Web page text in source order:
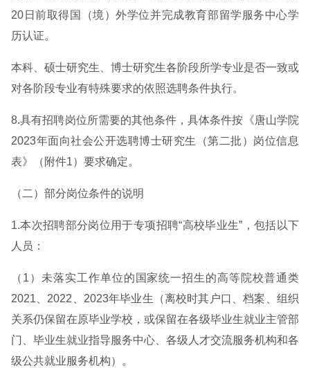
20日前取得国（境）外学位并完成教育部留学服务中心学
历认证。
本科、硕士研究生、博士研究生各阶段所学专业是否一致或
对各阶段专业有特殊要求的依照选聘条件执行。
8.具有招聘岗位所需要的其他条件，具体条件按《唐山学院
2023年面向社会公开选聘博士研究生（第二批）岗位信息
表》（附件1）要求确定。
（二）部分岗位条件的说明
1.本次招聘部分岗位用于专项招聘“高校毕业生”，包括以下
人员：
（1）未落实工作单位的国家统一招生的高等院校普通类
2021、2022、2023年毕业生（离校时其户口、档案、组织
关系仍保留在原毕业学校，或保留在各级毕业生就业主管部
门、毕业生就业指导服务中心、各级人才交流服务机构和各
级公共就业服务机构）。